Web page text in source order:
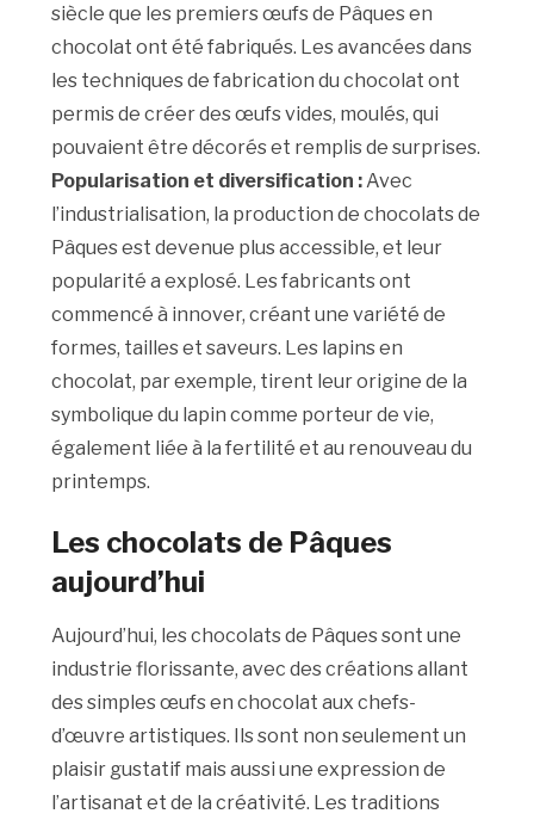
siècle que les premiers œufs de Pâques en
chocolat ont été fabriqués. Les avancées dans
les techniques de fabrication du chocolat ont
permis de créer des œufs vides, moulés, qui
pouvaient être décorés et remplis de surprises.
Popularisation et diversification :Avec
l’industrialisation, la production de chocolats de
Pâques est devenue plus accessible, et leur
popularité a explosé. Les fabricants ont
commencé à innover, créant une variété de
formes, tailles et saveurs. Les lapins en
chocolat, par exemple, tirent leur origine de la
symbolique du lapin comme porteur de vie,
également liée à la fertilité et au renouveau du
printemps.
Les chocolats de Pâques
aujourd’hui
Aujourd’hui, les chocolats de Pâques sont une
industrie florissante, avec des créations allant
des simples œufs en chocolat aux chefs-
d’œuvre artistiques. Ils sont non seulement un
plaisir gustatif mais aussi une expression de
l’artisanat et de la créativité. Les traditions